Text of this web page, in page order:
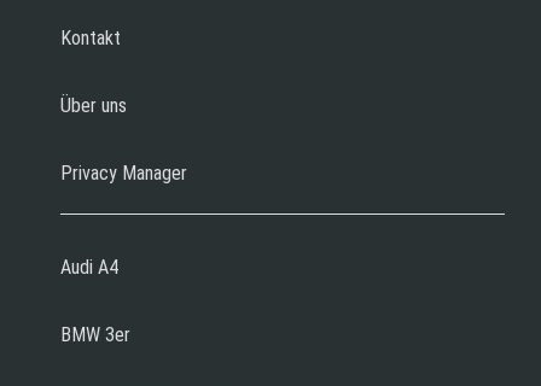
Kontakt
Über uns
Privacy Manager
Audi A4
BMW 3er